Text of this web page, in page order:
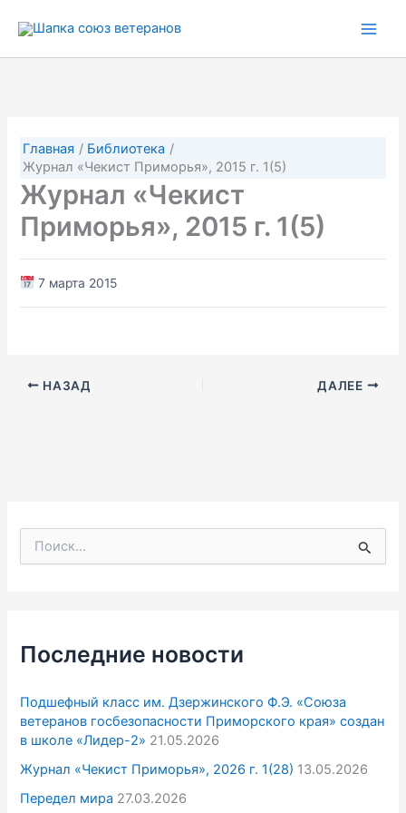
содержимому
Главная
Библиотека
Журнал «Чекист Приморья», 2015 г. 1(5)
Журнал «Чекист
Приморья», 2015 г. 1(5)
7 марта 2015
НАЗАД ДАЛЕЕ
о
Последние новости
Подшефный класс им. Дзержинского Ф.Э. «Союза
ветеранов госбезопасности Приморского края» создан
в школе «Лидер-2» 21.05.2026
Журнал «Чекист Приморья», 2026 г. 1(28) 13.05.2026
Передел мира 27.03.2026